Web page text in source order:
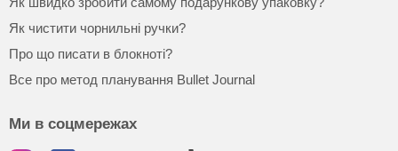
Як чистити чорнильні ручки?
Про що писати в блокноті?
Все про метод планування Bullet Journal
Ми в соцмережах